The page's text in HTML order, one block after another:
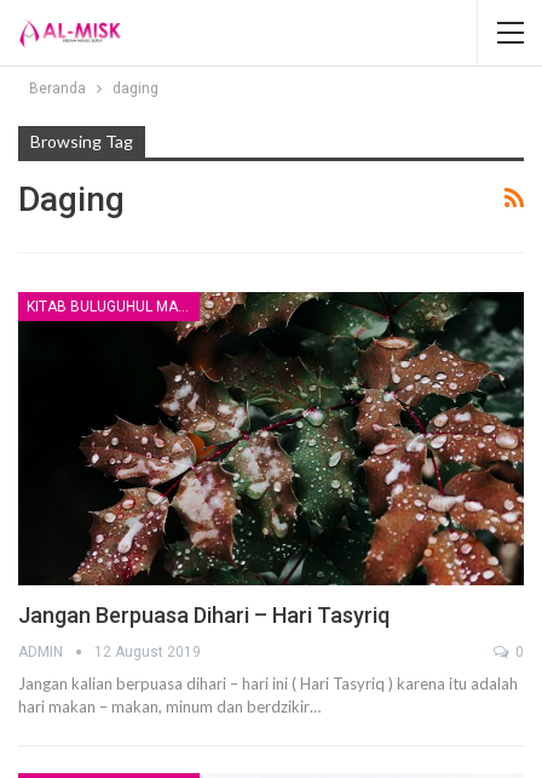
Beranda daging
Browsing Tag
Daging
Jangan Berpuasa Dihari – Hari Tasyriq
ADMIN 12 August 2019 0
Jangan kalian berpuasa dihari – hari ini ( Hari Tasyriq ) karena itu adalah
hari makan – makan, minum dan berdzikir…